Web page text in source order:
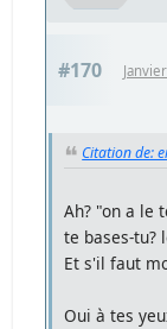
#170
Citation de:
Ah? "on a le
te bases-tu?
Et s'il faut
Oui à tes